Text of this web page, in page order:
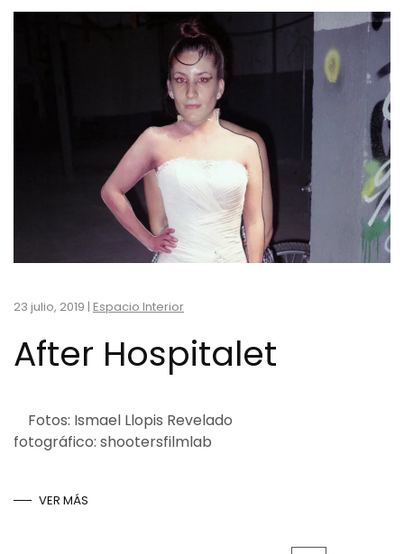
23 julio, 2019 | Espacio Interior
After Hospitalet
Fotos: Ismael Llopis Revelado
fotográfico: shootersfilmlab
VER MÁS